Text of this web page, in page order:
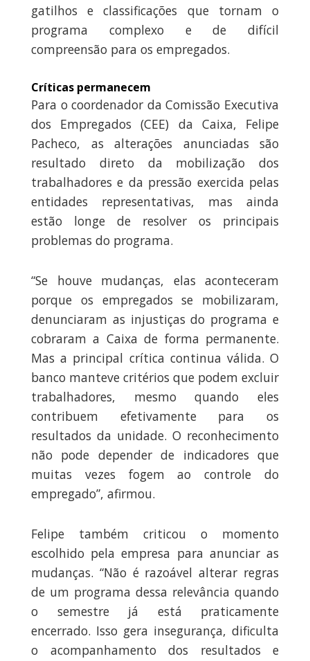
gatilhos e classificações que tornam o
programa complexo e de difícil
compreensão para os empregados.
Críticas permanecem
Para o coordenador da Comissão Executiva
dos Empregados (CEE) da Caixa, Felipe
Pacheco, as alterações anunciadas são
resultado direto da mobilização dos
trabalhadores e da pressão exercida pelas
entidades representativas, mas ainda
estão longe de resolver os principais
problemas do programa.
“Se houve mudanças, elas aconteceram
porque os empregados se mobilizaram,
denunciaram as injustiças do programa e
cobraram a Caixa de forma permanente.
Mas a principal crítica continua válida. O
banco manteve critérios que podem excluir
trabalhadores, mesmo quando eles
contribuem efetivamente para os
resultados da unidade. O reconhecimento
não pode depender de indicadores que
muitas vezes fogem ao controle do
empregado”, afirmou.
Felipe também criticou o momento
escolhido pela empresa para anunciar as
mudanças. “Não é razoável alterar regras
de um programa dessa relevância quando
o semestre já está praticamente
encerrado. Isso gera insegurança, dificulta
o acompanhamento dos resultados e